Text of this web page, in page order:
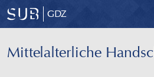
GDZ
Mittelalterliche